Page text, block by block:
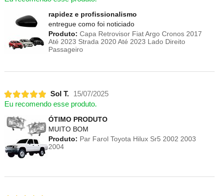
rapidez e profissionalismo
entregue como foi noticiado
Produto: Capa Retrovisor Fiat Argo Cronos 2017
Até 2023 Strada 2020 Até 2023 Lado Direito
Passageiro
Sol T.
15/07/2025
Eu recomendo esse produto.
ÓTIMO PRODUTO
MUITO BOM
Produto: Par Farol Toyota Hilux Sr5 2002 2003
2004